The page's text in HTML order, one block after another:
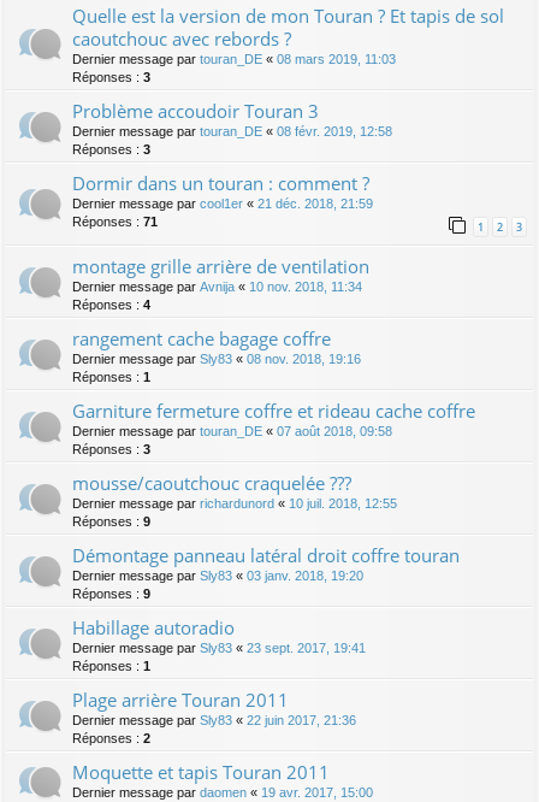
Quelle est la version de mon Touran ? Et tapis de sol
caoutchouc avec rebords ?
Dernier message par touran_DE « 08 mars 2019, 11:03
Réponses : 3
Problème accoudoir Touran 3
Dernier message par touran_DE « 08 févr. 2019, 12:58
Réponses : 3
Dormir dans un touran : comment ?
Dernier message par cool1er « 21 déc. 2018, 21:59
Réponses : 71 1 2 3
montage grille arrière de ventilation
Dernier message par Avnija « 10 nov. 2018, 11:34
Réponses : 4
rangement cache bagage coffre
Dernier message par Sly83 « 08 nov. 2018, 19:16
Réponses : 1
Garniture fermeture coffre et rideau cache coffre
Dernier message par touran_DE « 07 août 2018, 09:58
Réponses : 3
mousse/caoutchouc craquelée ???
Dernier message par richardunord « 10 juil. 2018, 12:55
Réponses : 9
Démontage panneau latéral droit coffre touran
Dernier message par Sly83 « 03 janv. 2018, 19:20
Réponses : 9
Habillage autoradio
Dernier message par Sly83 « 23 sept. 2017, 19:41
Réponses : 1
Plage arrière Touran 2011
Dernier message par Sly83 « 22 juin 2017, 21:36
Réponses : 2
Moquette et tapis Touran 2011
Dernier message par daomen « 19 avr. 2017, 15:00